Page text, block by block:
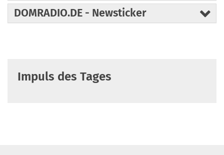
DOMRADIO.DE - Newsticker
Impuls des Tages